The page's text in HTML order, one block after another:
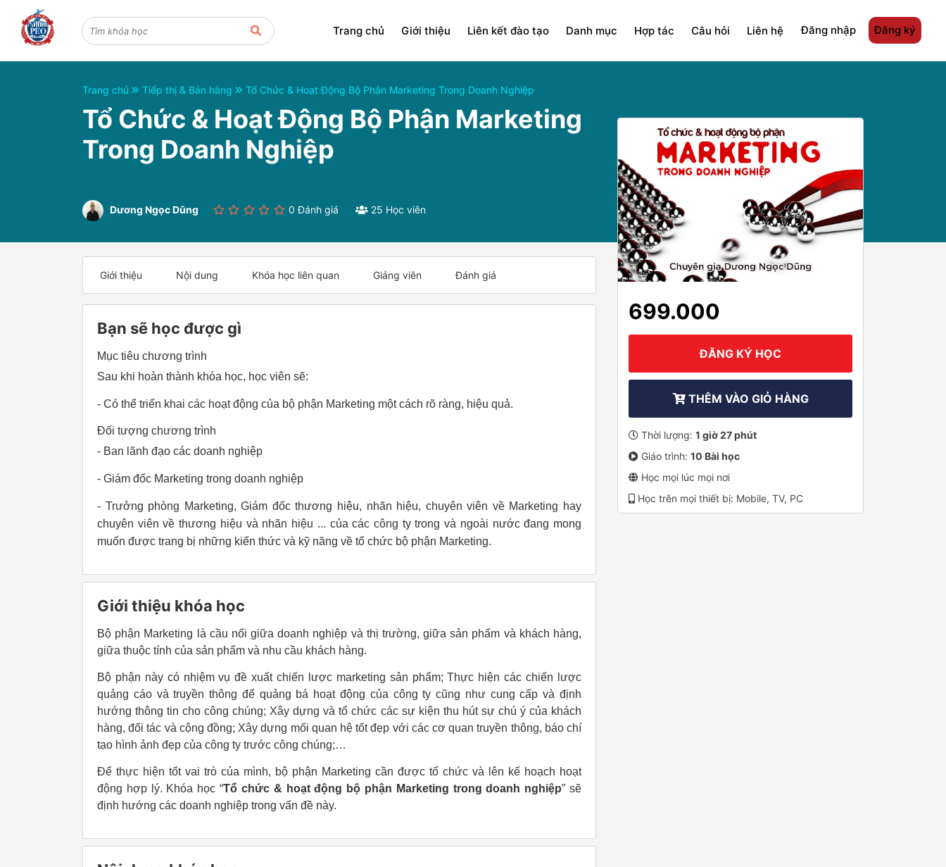
Trang chủ Giới thiệu Liên kết đào tạo Danh mục Hợp tác Câu hỏi Liên hệ Đăng nhập Đăng ký
Trang chủ Tiếp thị & Bán hàng Tổ Chức & Hoạt Động Bộ Phận Marketing Trong Doanh Nghiệp
Tổ Chức & Hoạt Động Bộ Phận Marketing
Trong Doanh Nghiệp
Dương Ngọc Dũng 0 Đánh giá 25 Học viên
Giới thiệu Nội dung Khóa học liên quan Giảng viên Đánh giá
Bạn sẽ học được gì
Mục tiêu chương trình
Sau khi hoàn thành khóa học, học viên sẽ:
- Có thể triển khai các hoạt động của bộ phận Marketing một cách rõ ràng, hiệu quả.
Đối tượng chương trình
- Ban lãnh đạo các doanh nghiệp
- Giám đốc Marketing trong doanh nghiệp
- Trưởng phòng Marketing, Giám đốc thương hiệu, nhãn hiệu, chuyên viên về Marketing hay
chuyên viên về thương hiệu và nhãn hiệu ... của các công ty trong và ngoài nước đang mong
muốn được trang bị những kiến thức và kỹ năng về tổ chức bộ phận Marketing.
Giới thiệu khóa học
Bộ phận Marketing là cầu nối giữa doanh nghiệp và thị trường, giữa sản phẩm và khách hàng,
giữa thuộc tính của sản phẩm và nhu cầu khách hàng.
Bộ phận này có nhiệm vụ đề xuất chiến lược marketing sản phẩm; Thực hiện các chiến lược
quảng cáo và truyền thông để quảng bá hoạt động của công ty cũng như cung cấp và định
hướng thông tin cho công chúng; Xây dựng và tổ chức các sự kiện thu hút sự chú ý của khách
hàng, đối tác và cộng đồng; Xây dựng mối quan hệ tốt đẹp với các cơ quan truyền thông, báo chí
tạo hình ảnh đẹp của công ty trước công chúng;…
Để thực hiện tốt vai trò của mình, bộ phận Marketing cần được tổ chức và lên kế hoạch hoạt
động hợp lý. Khóa học “Tổ chức & hoạt động bộ phận Marketing trong doanh nghiệp” sẽ
định hướng các doanh nghiệp trong vấn đề này.
699.000
ĐĂNG KÝ HỌC
THÊM VÀO GIỎ HÀNG
Thời lượng: 1 giờ 27 phút
Giáo trình: 10 Bài học
Học mọi lúc mọi nơi
Học trên mọi thiết bị: Mobile, TV, PC